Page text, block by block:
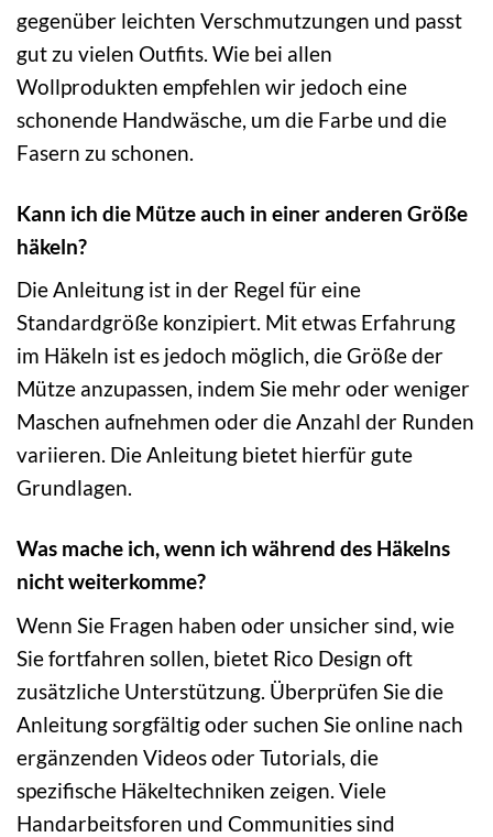
gegenüber leichten Verschmutzungen und passt
gut zu vielen Outfits. Wie bei allen
Wollprodukten empfehlen wir jedoch eine
schonende Handwäsche, um die Farbe und die
Fasern zu schonen.
Kann ich die Mütze auch in einer anderen Größe
häkeln?
Die Anleitung ist in der Regel für eine
Standardgröße konzipiert. Mit etwas Erfahrung
im Häkeln ist es jedoch möglich, die Größe der
Mütze anzupassen, indem Sie mehr oder weniger
Maschen aufnehmen oder die Anzahl der Runden
variieren. Die Anleitung bietet hierfür gute
Grundlagen.
Was mache ich, wenn ich während des Häkelns
nicht weiterkomme?
Wenn Sie Fragen haben oder unsicher sind, wie
Sie fortfahren sollen, bietet Rico Design oft
zusätzliche Unterstützung. Überprüfen Sie die
Anleitung sorgfältig oder suchen Sie online nach
ergänzenden Videos oder Tutorials, die
spezifische Häkeltechniken zeigen. Viele
Handarbeitsforen und Communities sind